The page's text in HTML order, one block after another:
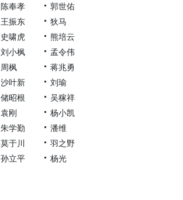
陈奉孝
郭世佑
王振东
狄马
史啸虎
熊培云
刘小枫
孟令伟
周枫
蒋兆勇
沙叶新
刘瑜
储昭根
吴稼祥
袁刚
杨小凯
朱学勤
潘维
莫于川
羽之野
孙立平 杨光